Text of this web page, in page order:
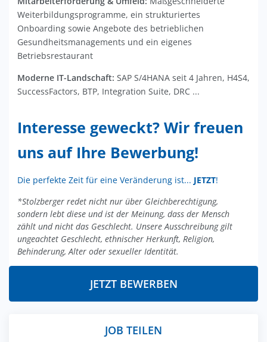
Weiterbildungsprogramme, ein strukturiertes
Onboarding sowie Angebote des betrieblichen
Gesundheitsmanagements und ein eigenes
Betriebsrestaurant
Moderne IT-Landschaft: SAP S/4HANA seit 4 Jahren, H4S4,
SuccessFactors, BTP, Integration Suite, DRC ...
Interesse geweckt? Wir freuen
uns auf Ihre Bewerbung!
Die perfekte Zeit für eine Veränderung ist... JETZT!
*Stolzberger redet nicht nur über Gleichberechtigung,
sondern lebt diese und ist der Meinung, dass der Mensch
zählt und nicht das Geschlecht. Unsere Ausschreibung gilt
ungeachtet Geschlecht, ethnischer Herkunft, Religion,
Behinderung, Alter oder sexueller Identität.
JETZT BEWERBEN
JOB TEILEN